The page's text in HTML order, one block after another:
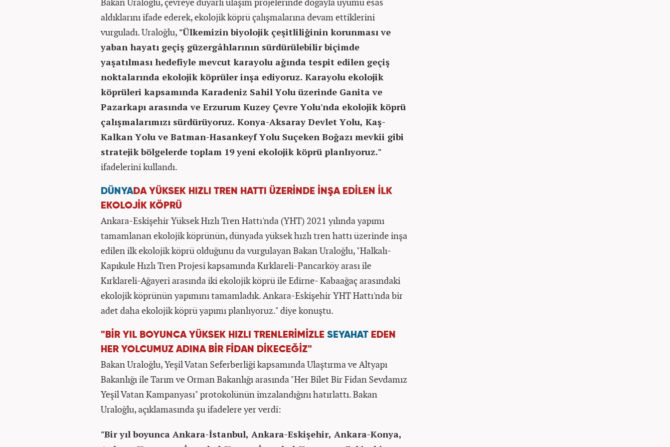
aldıklarını ifade ederek, ekolojik köprü çalışmalarına devam ettiklerini
vurguladı. Uraloğlu, "Ülkemizin biyolojik çeşitliliğinin korunması ve
yaban hayatı geçiş güzergâhlarının sürdürülebilir biçimde
yaşatılması hedefiyle mevcut karayolu ağında tespit edilen geçiş
noktalarında ekolojik köprüler inşa ediyoruz. Karayolu ekolojik
köprüleri kapsamında Karadeniz Sahil Yolu üzerinde Ganita ve
Pazarkapı arasında ve Erzurum Kuzey Çevre Yolu'nda ekolojik köprü
çalışmalarımızı sürdürüyoruz. Konya-Aksaray Devlet Yolu, Kaş-
Kalkan Yolu ve Batman-Hasankeyf Yolu Suçeken Boğazı mevkii gibi
stratejik bölgelerde toplam 19 yeni ekolojik köprü planlıyoruz."
ifadelerini kullandı.
DÜNYADA YÜKSEK HIZLI TREN HATTI ÜZERİNDE İNŞA EDİLEN İLK
EKOLOJİK KÖPRÜ
Ankara-Eskişehir Yüksek Hızlı Tren Hattı'nda (YHT) 2021 yılında yapımı
tamamlanan ekolojik köprünün, dünyada yüksek hızlı tren hattı üzerinde inşa
edilen ilk ekolojik köprü olduğunu da vurgulayan Bakan Uraloğlu, "Halkalı-
Kapıkule Hızlı Tren Projesi kapsamında Kırklareli-Pancarköy arası ile
Kırklareli-Ağayeri arasında iki ekolojik köprü ile Edirne- Kabaağaç arasındaki
ekolojik köprünün yapımını tamamladık. Ankara-Eskişehir YHT Hattı'nda bir
adet daha ekolojik köprü yapımı planlıyoruz." diye konuştu.
"BİR YIL BOYUNCA YÜKSEK HIZLI TRENLERİMİZLE SEYAHAT EDEN
HER YOLCUMUZ ADINA BİR FİDAN DİKECEĞİZ"
Bakan Uraloğlu, Yeşil Vatan Seferberliği kapsamında Ulaştırma ve Altyapı
Bakanlığı ile Tarım ve Orman Bakanlığı arasında "Her Bilet Bir Fidan Sevdamız
Yeşil Vatan Kampanyası" protokolünün imzalandığını hatırlattı. Bakan
Uraloğlu, açıklamasında şu ifadelere yer verdi:
"Bir yıl boyunca Ankara-İstanbul, Ankara-Eskişehir, Ankara-Konya,